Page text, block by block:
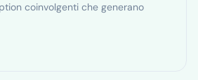
coinvolgenti che generano